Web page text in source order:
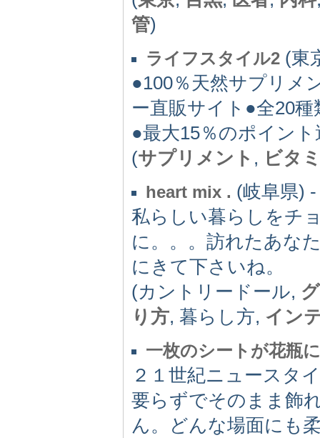
管)
ライフスタイル2 (東
●100％天然サプリメ
ー直販サイト●全20
●最大15％のポイント
(サプリメント , ビタ
heart mix . (岐阜県) -
私らしい暮らしをチ
に。。。訪れたあな
にきて下さいね。
(カントリードール,
り方, 暮らし方, イン
一枚のシートが花瓶
２１世紀ニュースタ
要らずでそのまま飾
ん。どんな場面にも